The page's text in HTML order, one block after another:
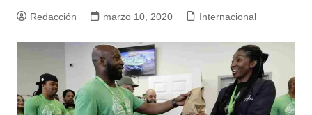
Redacción marzo 10, 2020 Internacional